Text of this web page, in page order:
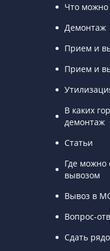
Что можно
Демонтаж
Прием и
Прием и
В каких
демонтаж
Статьи
Где можно
вывозом
Вывоз в
Вопрос-
Сдать